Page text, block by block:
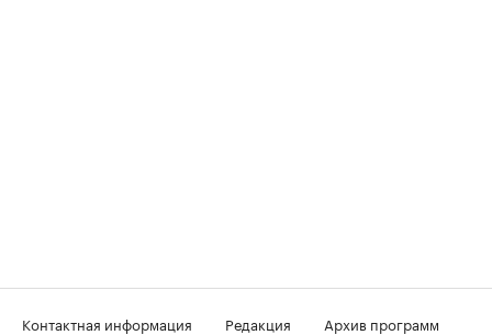
Контактная информация Редакция
Архив программ